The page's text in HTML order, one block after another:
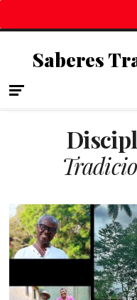
Saberes